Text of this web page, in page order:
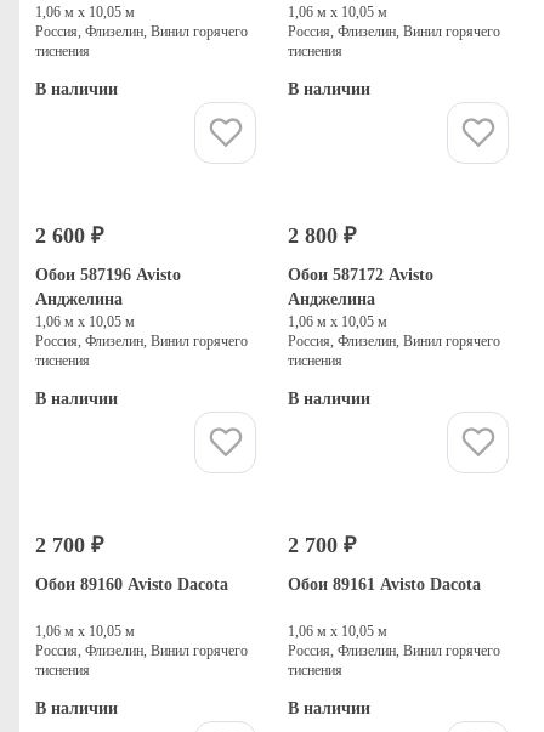
1,06 м х 10,05 м
Россия, Флизелин, Винил горячего
тиснения
В наличии
1,06 м х 10,05 м
Россия, Флизелин, Винил горячего
тиснения
В наличии
2 600 ₽
Обои 587196 Avisto
Анджелина
1,06 м х 10,05 м
Россия, Флизелин, Винил горячего
тиснения
В наличии
2 800 ₽
Обои 587172 Avisto
Анджелина
1,06 м х 10,05 м
Россия, Флизелин, Винил горячего
тиснения
В наличии
2 700 ₽
Обои 89160 Avisto Dacota
1,06 м х 10,05 м
Россия, Флизелин, Винил горячего
тиснения
В наличии
2 700 ₽
Обои 89161 Avisto Dacota
1,06 м х 10,05 м
Россия, Флизелин, Винил горячего
тиснения
В наличии